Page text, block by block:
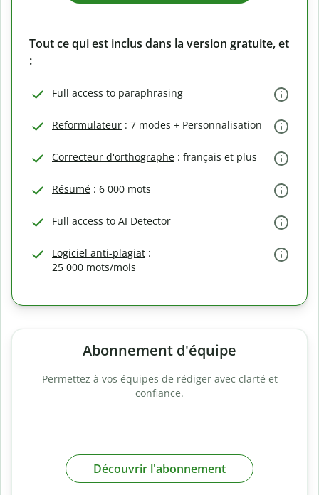
Tout ce qui est inclus dans la version gratuite, et
:
Full access to paraphrasing
Reformulateur : 7 modes + Personnalisation
Correcteur d'orthographe : français et plus
Résumé : 6 000 mots
Full access to AI Detector
Logiciel anti-plagiat :
25 000 mots/mois
Abonnement d'équipe
Permettez à vos équipes de rédiger avec clarté et
confiance.
Découvrir l'abonnement